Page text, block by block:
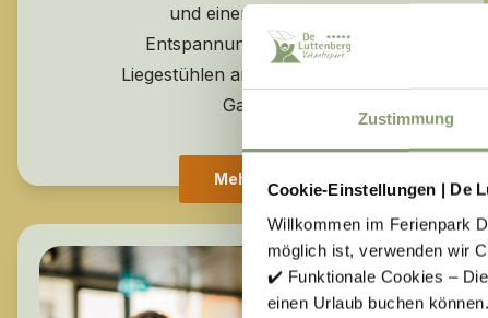
Zustimmung
Cookie-Einstellungen | De
Willkommen im Ferienpark
möglich ist, verwenden wir
✔️ Funktionale Cookies –
einen Urlaub buchen können.
und einem schönen
Entspannungsbereich mit
Liegestühlen am Kamin oder im
Garten
Mehr Info